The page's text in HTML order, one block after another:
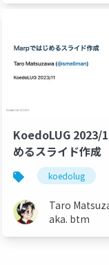
KoedoLUG 2023/
めるスライド作成
koedolug
Taro
aka. btm